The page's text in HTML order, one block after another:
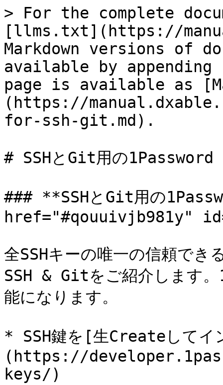
> For the complete
[llms.txt](https://
Markdown versions of
available by
page is available as
(https://
for-ssh-git.md).
# SSHとGit用の1Password
### **SSHとGit用の
href="#qouuivjb981y"
全SSHキーの唯一の信頼で
SSH & Gitをご紹介します
能になります。
* SSH鍵を[生Createしてイ
(https://
keys/)